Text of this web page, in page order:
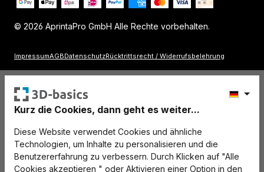
Kurz die Cookies, dann geht es weiter...
Diese Website verwendet Cookies und ähnliche
Technologien, um Inhalte zu personalisieren und die
Benutzererfahrung zu verbessern. Durch Klicken auf "Alle
Cookies akzeptieren " oder Aktivieren einer Option in den
© 2026 AprintaPro GmbH Alle Rechte vorbehalten.
ImpressumAGBDatenschutzRücktrittsrecht / Widerrufsbelehrung